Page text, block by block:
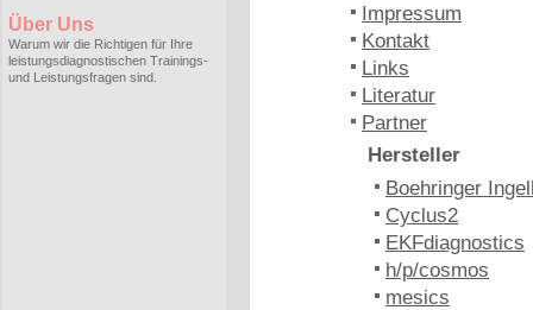
Über Uns
Warum wir die Richtigen für Ihre
leistungsdiagnostischen Trainings-
und Leistungsfragen sind.
Impressum
Kontakt
Links
Literatur
Partner
Hersteller
Boehringer
Cyclus2
EKFdiagnostics
h/p/cosmos
mesics